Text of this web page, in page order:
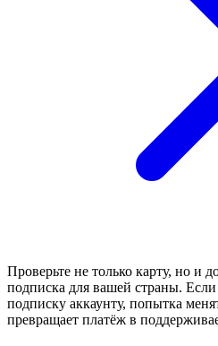
Проверьте не только карту, но и
подписка для вашей страны. Если
подписку аккаунту, попытка
превращает платёж в